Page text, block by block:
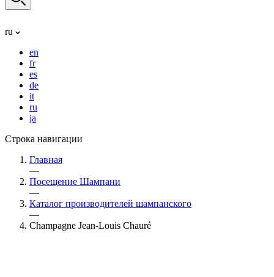
ru
en
fr
es
de
it
ru
ja
Строка навигации
Главная
—
Посещение Шампани
—
Каталог производителей шампанского
—
Champagne Jean-Louis Chauré